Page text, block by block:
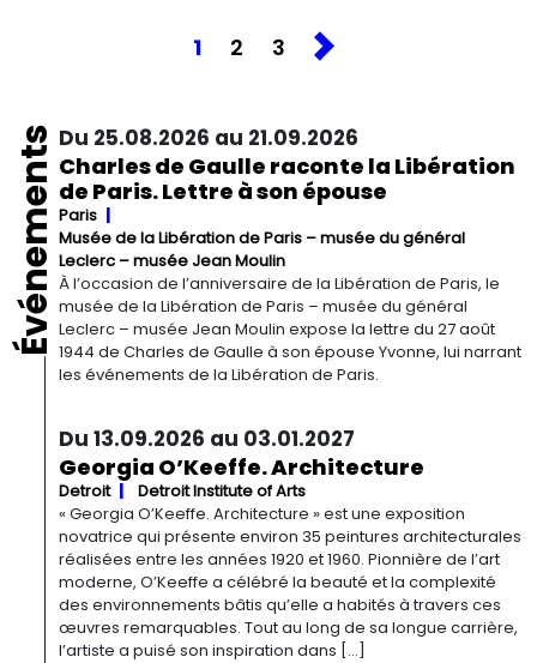
1 2 3
ÉvénementsDu 25.08.2026 au 21.09.2026
Charles de Gaulle raconte la Libération
de Paris. Lettre à son épouse
Paris
Musée de la Libération de Paris – musée du général
Leclerc – musée Jean Moulin
À l’occasion de l’anniversaire de la Libération de Paris, le
musée de la Libération de Paris – musée du général
Leclerc – musée Jean Moulin expose la lettre du 27 août
1944 de Charles de Gaulle à son épouse Yvonne, lui narrant
les événements de la Libération de Paris.
Du 13.09.2026 au 03.01.2027
Georgia O’Keeffe. Architecture
Detroit
Detroit Institute of Arts
« Georgia O’Keeffe. Architecture » est une exposition
novatrice qui présente environ 35 peintures architecturales
réalisées entre les années 1920 et 1960. Pionnière de l’art
moderne, O’Keeffe a célébré la beauté et la complexité
des environnements bâtis qu’elle a habités à travers ces
œuvres remarquables. Tout au long de sa longue carrière,
l’artiste a puisé son inspiration dans […]